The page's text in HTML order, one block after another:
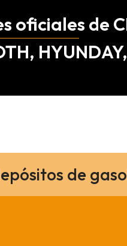
oficiales de
de